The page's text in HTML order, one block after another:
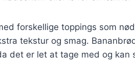
forskellige toppings som
tekstur og smag.
det er let at tage med og kan